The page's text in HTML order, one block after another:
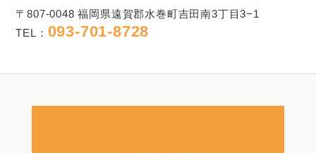
〒807-0048 福岡県遠賀郡水巻町吉田南3丁目3−1
TEL： 093-701-8728